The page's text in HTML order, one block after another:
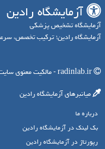
آزمایشگاه رادین
آزمایشگاه تشخیص پزشکی
آزمایشگاه رادین؛ ترکیب تخصص،
میانبرهای آزمایشگاه رادین
درباره ما
بک لینک در آزمایشگاه رادین
رپورتاژ در آزمایشگاه رادین